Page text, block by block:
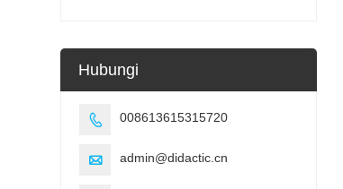
Hubungi
 008613615315720
 admin@didactic.cn